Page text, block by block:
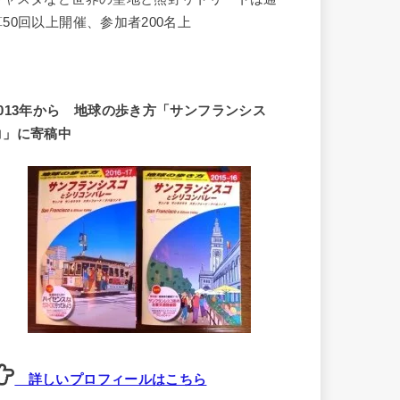
50回以上開催、参加者200名上
年から 地球の歩き方「サンフランシス
」に寄稿中
詳しいプロフィールはこちら